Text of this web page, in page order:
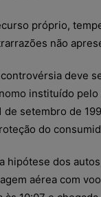
próprio,
não
controvérsia deve
instituído pelo
de setembro de
do
hipótese dos
aérea com